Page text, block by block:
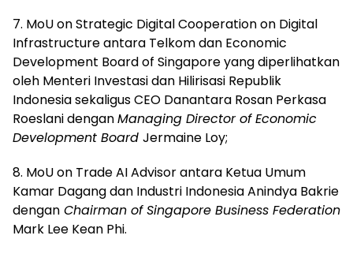
7. MoU on Strategic Digital Cooperation on Digital
Infrastructure antara Telkom dan Economic
Development Board of Singapore yang diperlihatkan
oleh Menteri Investasi dan Hilirisasi Republik
Indonesia sekaligus CEO Danantara Rosan Perkasa
Roeslani denganManaging Director of Economic
Development Board Jermaine Loy;
8. MoU on Trade AI Advisor antara Ketua Umum
Kamar Dagang dan Industri Indonesia Anindya Bakrie
dengan Chairman of Singapore Business Federation
Mark Lee Kean Phi.